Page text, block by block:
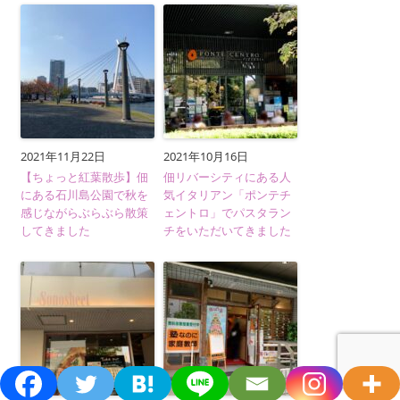
2021年11月22日
【ちょっと紅葉散歩】佃
にある石川島公園で秋を
感じながらぶらぶら散策
してきました
2021年10月16日
佃リバーシティにある人
気イタリアン「ポンテチ
ェントロ」でパスタラン
チをいただいてきました